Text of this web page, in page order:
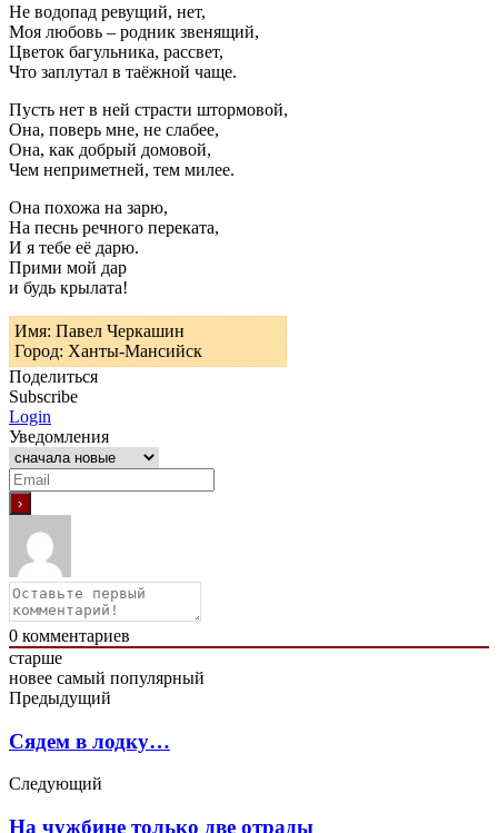
Не водопад ревущий, нет,
Моя любовь – родник звенящий,
Цветок багульника, рассвет,
Что заплутал в таёжной чаще.
Пусть нет в ней страсти штормовой,
Она, поверь мне, не слабее,
Она, как добрый домовой,
Чем неприметней, тем милее.
Она похожа на зарю,
На песнь речного переката,
И я тебе её дарю.
Прими мой дар
и будь крылата!
Имя: Павел Черкашин
Город: Ханты-Мансийск
Поделиться
Subscribe
Login
Уведомления
0 комментариев
старше
новее самый популярный
Предыдущий
Сядем в лодку…
Следующий
На чужбине только две отрады